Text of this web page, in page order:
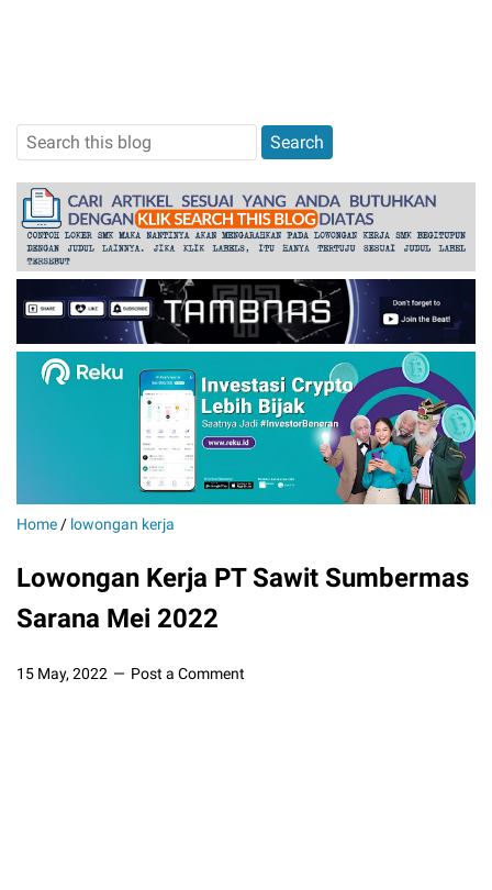
Home / lowongan kerja
Lowongan Kerja PT Sawit Sumbermas
Sarana Mei 2022
15 May, 2022 Post a Comment